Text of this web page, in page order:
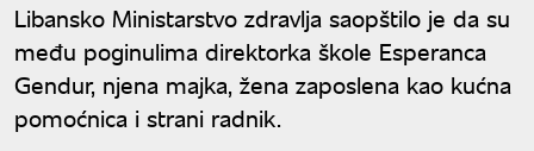
Libansko Ministarstvo zdravlja saopštilo je da su
među poginulima direktorka škole Esperanca
Gendur, njena majka, žena zaposlena kao kućna
pomoćnica i strani radnik.